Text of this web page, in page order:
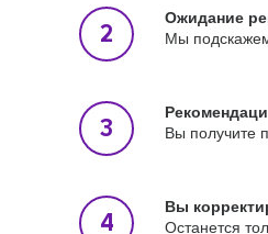
Ожидание
Мы
Вы получите
Вы
Останется